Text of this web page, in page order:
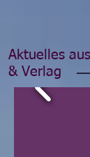
Aktuelles
& Verlag